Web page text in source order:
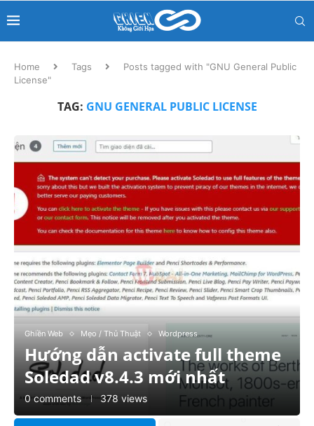
Home Tags
Posts tagged with "GNU General Public
License"
TAG: GNU GENERAL PUBLIC LICENSE
Ghiền Web Mẹo / Thủ Thuật Wordpress
Hướng dẫn activate full theme
Soledad v8.4.3 mới nhất
0 comments 378 views